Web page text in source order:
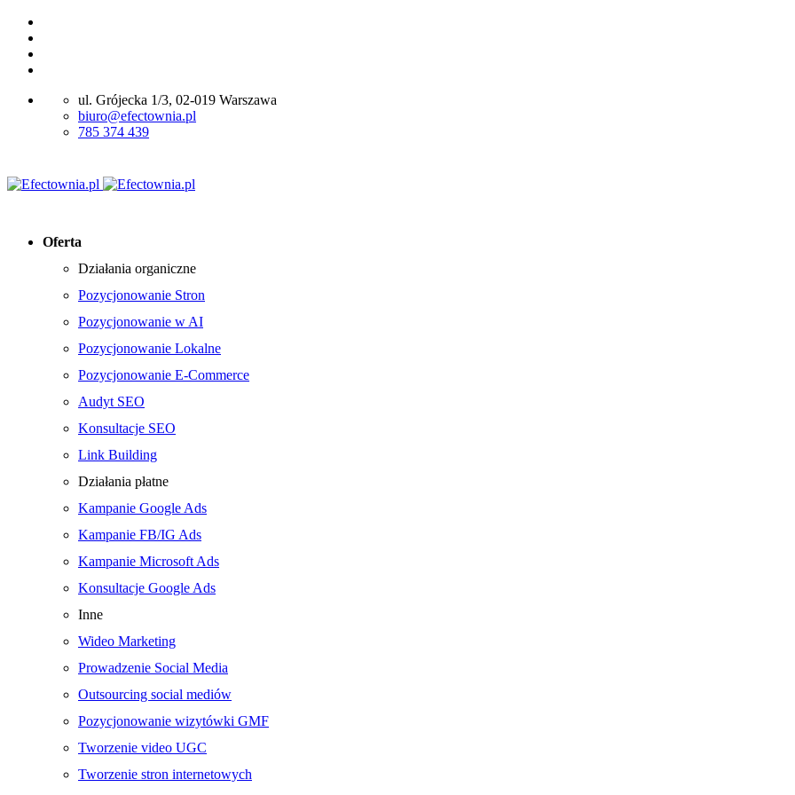
ul. Grójecka 1/3, 02-019 Warszawa
biuro@efectownia.pl
785 374 439
Oferta
Działania organiczne
Pozycjonowanie Stron
Pozycjonowanie w AI
Pozycjonowanie Lokalne
Pozycjonowanie E-Commerce
Audyt SEO
Konsultacje SEO
Link Building
Działania płatne
Kampanie Google Ads
Kampanie FB/IG Ads
Kampanie Microsoft Ads
Konsultacje Google Ads
Inne
Wideo Marketing
Prowadzenie Social Media
Outsourcing social mediów
Pozycjonowanie wizytówki GMF
Tworzenie video UGC
Tworzenie stron internetowych